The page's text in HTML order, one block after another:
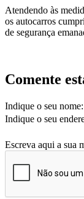
Atendendo às
os autocarros
de segurança
Comente
Indique o seu nome:
Indique o seu
Escreva aqui a sua